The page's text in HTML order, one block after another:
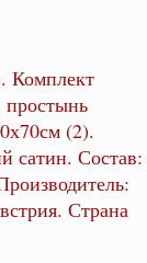
Комплект
(2).
сатин. Состав:
Страна